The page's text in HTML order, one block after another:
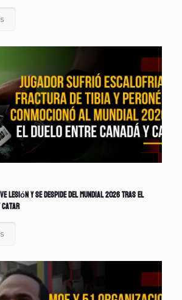
lesión y se despide del Mundial 2026 tras el